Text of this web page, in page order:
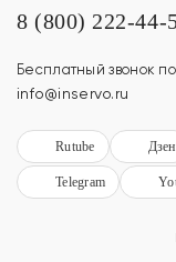
8 (800) 222-44-
Бесплатный звонок
info@inservo.ru
Rutube Дзен
Telegram